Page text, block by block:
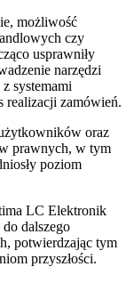
możliwość
czy
usprawniły
narzędzi
systemami
realizacji zamówień.
oraz
prawnych, w tym
poziom
LC Elektronik
dalszego
potwierdzając tym
przyszłości.